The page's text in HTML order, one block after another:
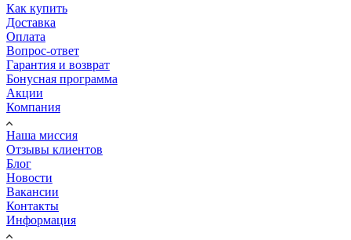
Как купить
Доставка
Оплата
Вопрос-ответ
Гарантия и возврат
Бонусная программа
Акции
Компания
Наша миссия
Отзывы клиентов
Блог
Новости
Вакансии
Контакты
Информация